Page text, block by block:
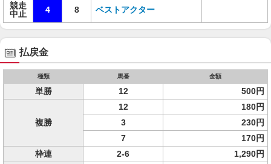
競走
中止
4 8 ベストアクター
払戻金
種類 馬番 金額
単勝 12 500円
複勝
12
180円
3
230円
7
170円
枠連
2-6
1,290円